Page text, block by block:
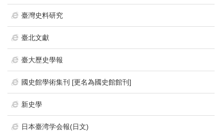
灣
史
研
究
所-
首
頁
臺灣史料研究
臺北文獻
臺大歷史學報
國史館學術集刊 [更名為國史館館刊]
新史學
日本臺湾学会報(日文)